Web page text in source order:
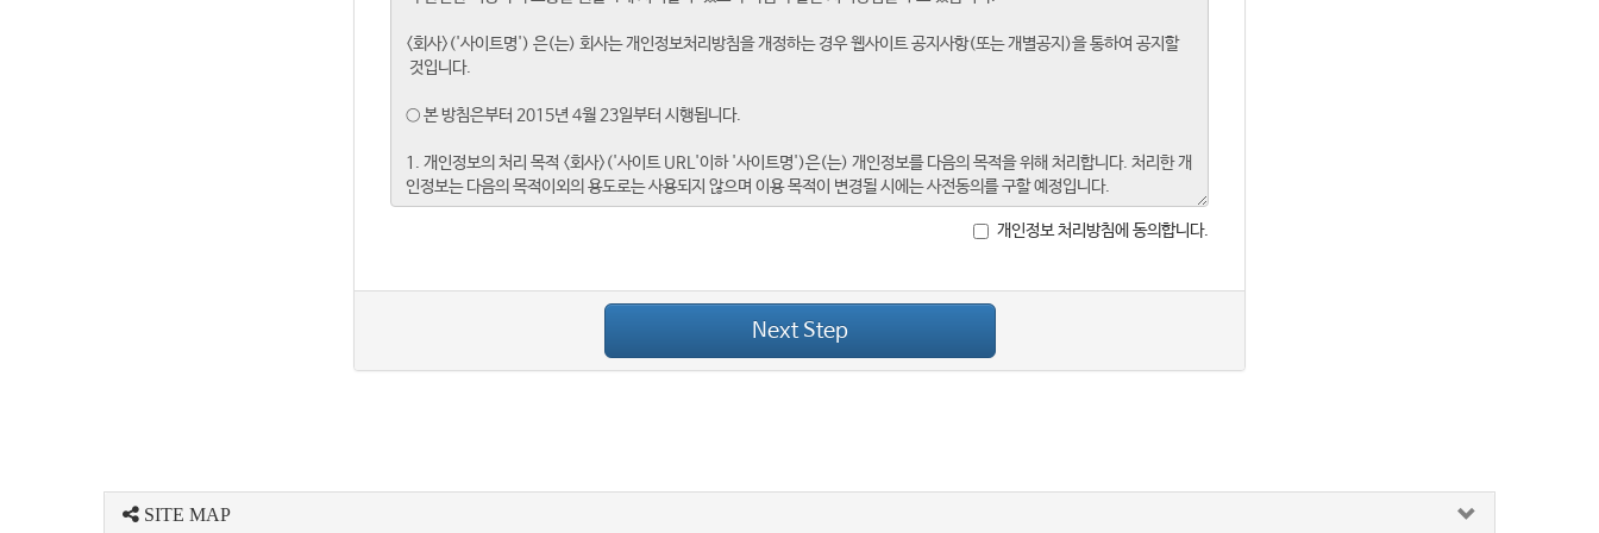
개인정보 처리방침에 동의합니다.
Next Step
SITE MAP